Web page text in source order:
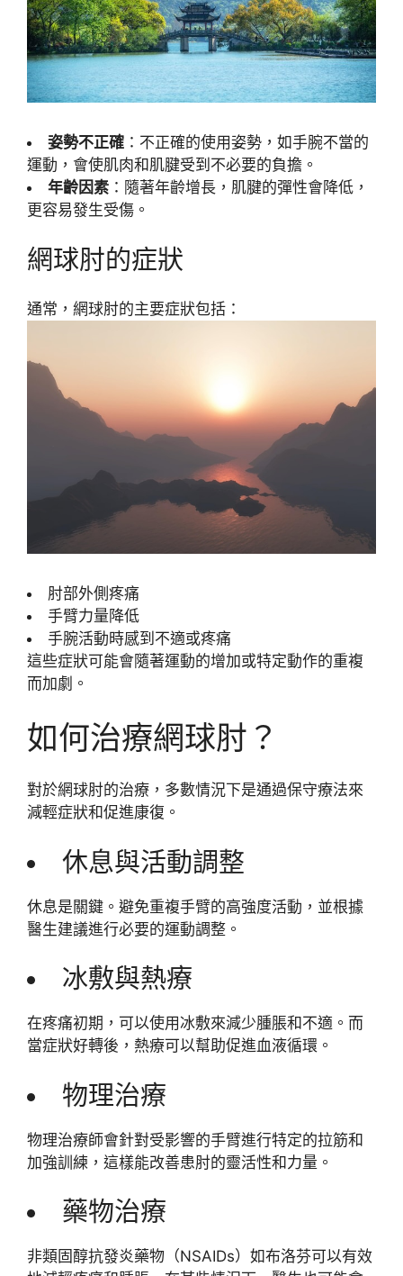
姿勢不正確 ：不正確的使用姿勢，如手腕不當的
運動，會使肌肉和肌腱受到不必要的負擔。
年齡因素 ：隨著年齡增長，肌腱的彈性會降低，
更容易發生受傷。
網球肘的症狀
通常，網球肘的主要症狀包括：
肘部外側疼痛
手臂力量降低
手腕活動時感到不適或疼痛
這些症狀可能會隨著運動的增加或特定動作的重複
而加劇。
如何治療網球肘？
對於網球肘的治療，多數情況下是通過保守療法來
減輕症狀和促進康復。
休息與活動調整
休息是關鍵。避免重複手臂的高強度活動，並根據
醫生建議進行必要的運動調整。
冰敷與熱療
在疼痛初期，可以使用冰敷來減少腫脹和不適。而
當症狀好轉後，熱療可以幫助促進血液循環。
物理治療
物理治療師會針對受影響的手臂進行特定的拉筋和
加強訓練，這樣能改善患肘的靈活性和力量。
藥物治療
非類固醇抗發炎藥物（NSAIDs）如布洛芬可以有效